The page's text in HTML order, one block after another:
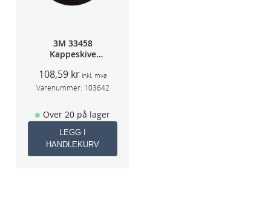
3M 33458
Kappeskive
5stk/pk pris/stk
108,59 kr inkl. mva
Varenummer: 103642
Over 20 på lager
LEGG I
HANDLEKURV